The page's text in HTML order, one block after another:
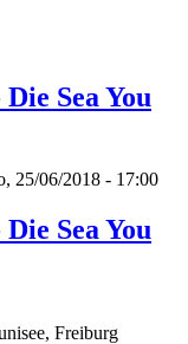
Sea You
25/06/2018 - 17:00
Sea You
Freiburg